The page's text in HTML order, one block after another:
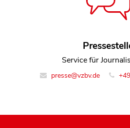
Service für
presse@vzbv.de